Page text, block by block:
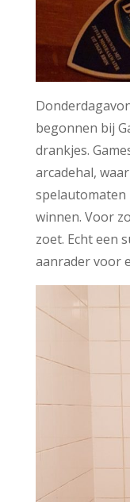
begonnen bij
drankjes.
arcadehal,
spelautomaten
winnen. Voor
zoet. Echt een
aanrader voor